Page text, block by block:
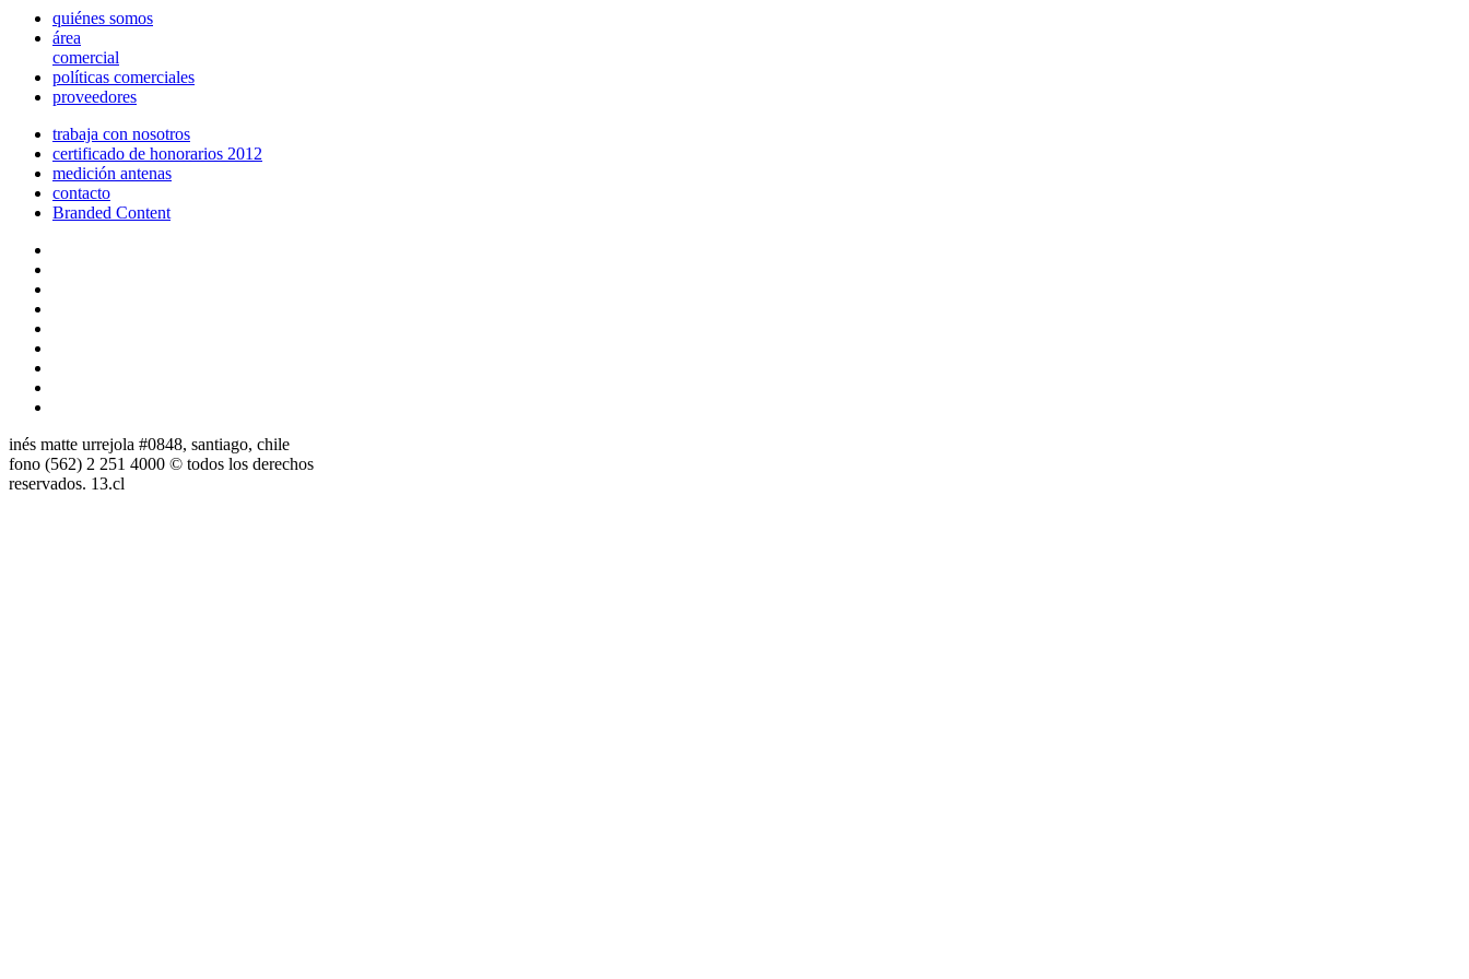
quiénes somos
área
comercial
políticas comerciales
proveedores
trabaja con nosotros
certificado de honorarios 2012
medición antenas
contacto
Branded Content
inés matte urrejola #0848, santiago, chile
fono (562) 2 251 4000 © todos los derechos
reservados. 13.cl